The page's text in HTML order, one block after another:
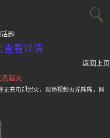
题
查看详情
返回上页
起火
充电却起火，现场视频火光熊熊，网